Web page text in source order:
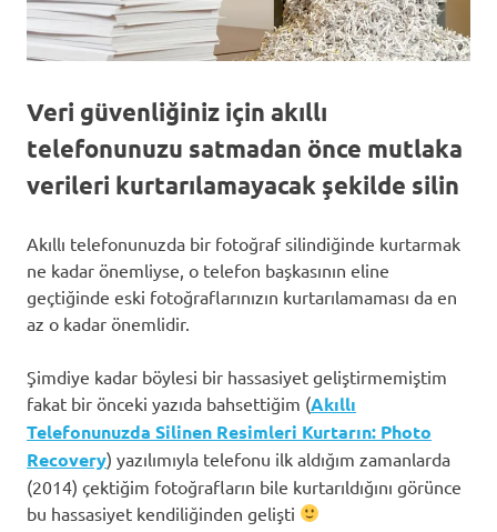
Veri güvenliğiniz için akıllı
telefonunuzu satmadan önce mutlaka
verileri kurtarılamayacak şekilde silin
Akıllı telefonunuzda bir fotoğraf silindiğinde kurtarmak
ne kadar önemliyse, o telefon başkasının eline
geçtiğinde eski fotoğraflarınızın kurtarılamaması da en
az o kadar önemlidir.
Şimdiye kadar böylesi bir hassasiyet geliştirmemiştim
fakat bir önceki yazıda bahsettiğim (Akıllı
Telefonunuzda Silinen Resimleri Kurtarın: Photo
Recovery) yazılımıyla telefonu ilk aldığım zamanlarda
(2014) çektiğim fotoğrafların bile kurtarıldığını görünce
bu hassasiyet kendiliğinden gelişti